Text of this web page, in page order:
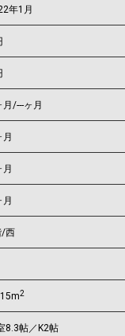
年1月
月/---ヶ月
月
月
月
/西
2
8.3帖／K2帖